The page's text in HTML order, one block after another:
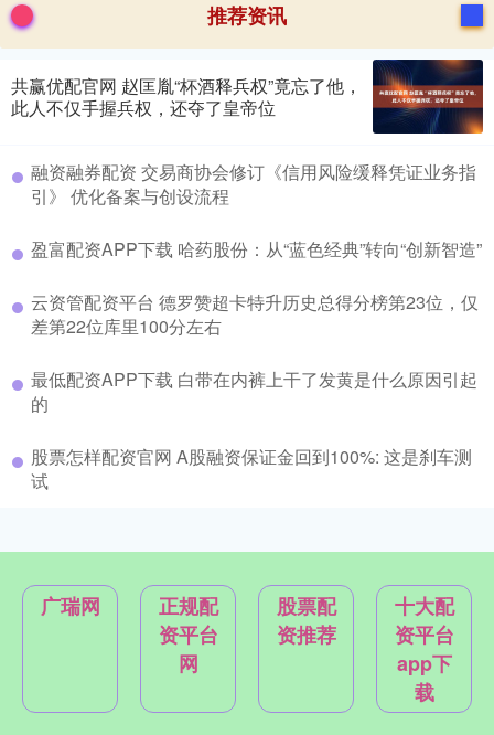
推荐资讯
共赢优配官网 赵匡胤“杯酒释兵权”竟忘了他，
此人不仅手握兵权，还夺了皇帝位
融资融券配资 交易商协会修订《信用风险缓释凭证业务指
引》 优化备案与创设流程
盈富配资APP下载 哈药股份：从“蓝色经典”转向“创新智造”
云资管配资平台 德罗赞超卡特升历史总得分榜第23位，仅
差第22位库里100分左右
最低配资APP下载 白带在内裤上干了发黄是什么原因引起
的
股票怎样配资官网 A股融资保证金回到100%: 这是刹车测
试
广瑞网
正规配
资平台
网
股票配
资推荐
十大配
资平台
app下
载